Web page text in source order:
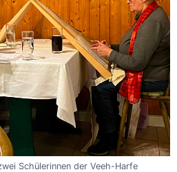
Schülerinnen der Veeh-Harfe